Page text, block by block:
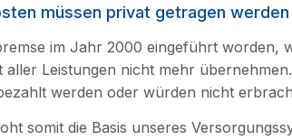
müssen privat getragen werden
im Jahr 2000 eingeführt worden,
Leistungen nicht mehr
werden oder würden nicht
somit die Basis unseres